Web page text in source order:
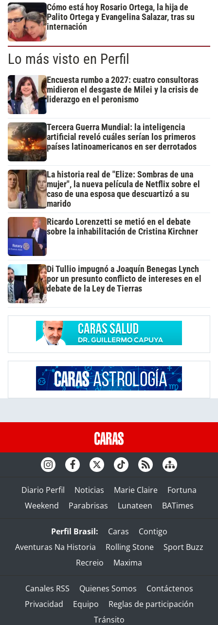
Cómo está hoy Rosario Ortega, la hija de
Palito Ortega y Evangelina Salazar, tras su
internación
Lo más visto en Perfil
Encuesta rumbo a 2027: cuatro consultoras
midieron el desgaste de Milei y la crisis de
liderazgo en el peronismo
Tercera Guerra Mundial: la inteligencia
artificial reveló cuáles serían los primeros
países latinoamericanos en ser derrotados
La historia real de "Elize: Sombras de una
mujer", la nueva película de Netflix sobre el
caso de una esposa que descuartizó a su
marido
Ricardo Lorenzetti se metió en el debate
sobre la inhabilitación de Cristina Kirchner
Di Tullio impugnó a Joaquín Benegas Lynch
por un presunto conflicto de intereses en el
debate de la Ley de Tierras
Diario Perfil Noticias Marie Claire
Fortuna
Weekend
Parabrisas Lunateen BATimes
Perfil Brasil: Caras
Contigo
Aventuras Na Historia
Rolling Stone
Sport Buzz
Recreio
Maxima
Canales RSS Quienes Somos
Contáctenos
Privacidad
Equipo
Reglas de participación
Tránsito